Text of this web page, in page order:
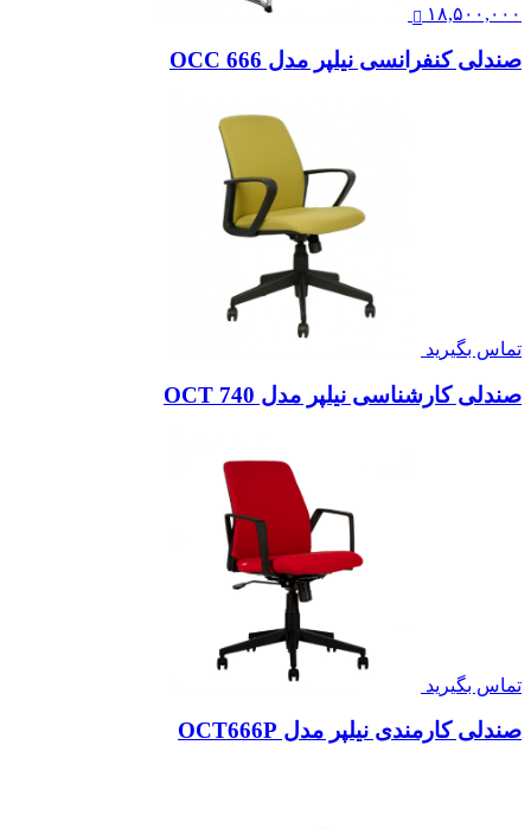
۱۸,۵۰۰,۰۰۰
صندلی کنفرانسی نیلپر مدل OCC 666
تماس بگیرید
صندلی کارشناسی نیلپر مدل OCT 740
تماس بگیرید
صندلی کارمندی نیلپر مدل OCT666P